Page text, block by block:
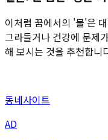
이처럼 꿈에서의 '불'은
그라들거나 건강에 문제
해 보시는 것을 추천합니
동네사이트
AD